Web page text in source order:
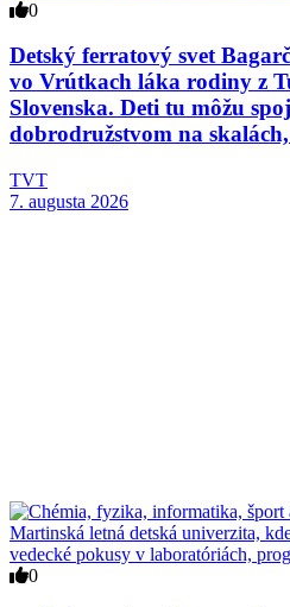
0
Detský ferratový svet
vo Vrútkach láka rodiny z
Slovenska. Deti tu môžu
dobrodružstvom na
TVT
7. augusta 2026
0